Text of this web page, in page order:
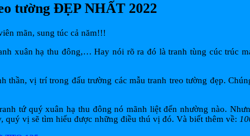
tường ĐẸP NHẤT 2022
mãn, sung túc cả năm!!!
xuân hạ thu đông,… Hay nói rõ ra đó là tranh tùng cúc trúc
thần, vị trí trong đấu trường các mẫu tranh treo tường đẹp.
tứ quý xuân hạ thu đông nó mãnh liệt đến nhường nào.
vị sẽ tìm hiểu được những điều thú vị đó. Và biết thêm về: